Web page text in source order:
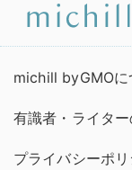
michill byGMOに
有識者・ライタ
プライバシーポリ